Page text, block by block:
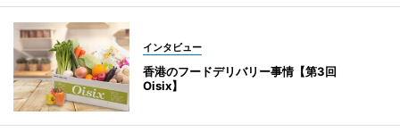
インタビュー
香港のフードデリバリー事情【第3回
Oisix】